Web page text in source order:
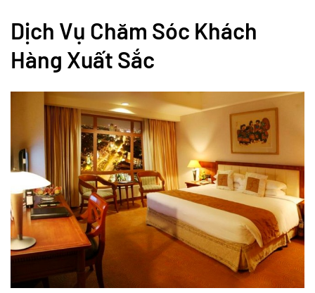
Dịch Vụ Chăm Sóc Khách
Hàng Xuất Sắc